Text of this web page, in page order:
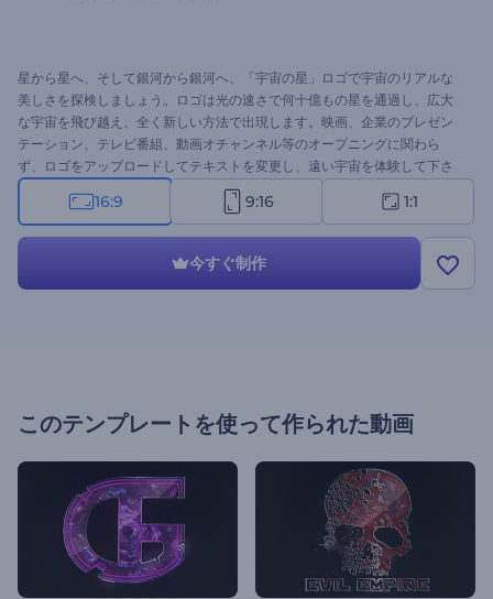
星から星へ、そして銀河から銀河へ、「宇宙の星」ロゴで宇宙のリアルな
美しさを探検しましょう。ロゴは光の速さで何十億もの星を通過し、広大
な宇宙を飛び越え、全く新しい方法で出現します。映画、企業のプレゼン
テーション、テレビ番組、動画オチャンネル等のオープニングに関わら
ず、ロゴをアップロードしてテキストを変更し、遠い宇宙を体験して下さ
い。
16:9 9:16 1:1
今すぐ制作
このテンプレートを使って作られた動画